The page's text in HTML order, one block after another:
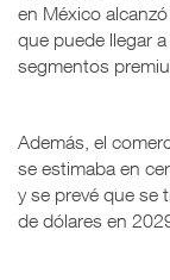
en México
que puede llegar
segmentos
Además, el
se estimaba en
y se prevé que se
de dólares en